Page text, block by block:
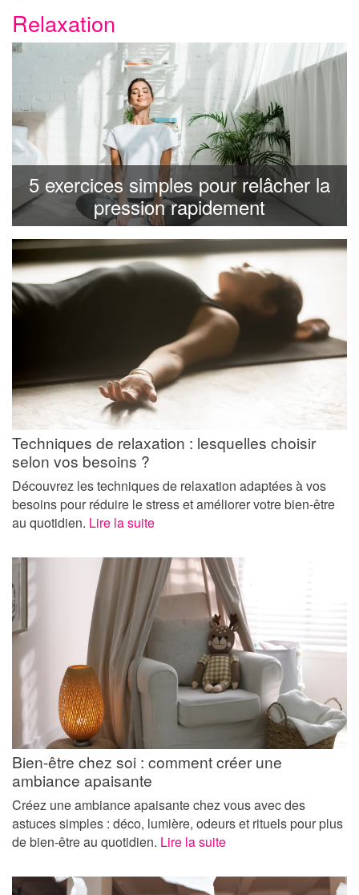
Relaxation
5 exercices simples pour relâcher la
pression rapidement
Techniques de relaxation : lesquelles choisir
selon vos besoins ?
Découvrez les techniques de relaxation adaptées à vos
besoins pour réduire le stress et améliorer votre bien-être
au quotidien. Lire la suite
Bien-être chez soi : comment créer une
ambiance apaisante
Créez une ambiance apaisante chez vous avec des
astuces simples : déco, lumière, odeurs et rituels pour plus
de bien-être au quotidien. Lire la suite